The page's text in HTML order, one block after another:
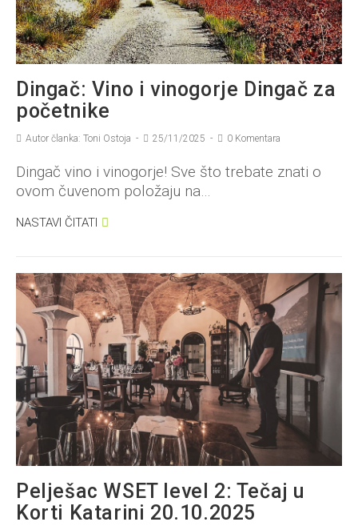
Dingač: Vino i vinogorje Dingač za
početnike
Autor članka: Toni Ostoja 25/11/2025 0 Komentara
Dingač vino i vinogorje! Sve što trebate znati o
ovom čuvenom položaju na…
NASTAVI ČITATI
Pelješac WSET level 2: Tečaj u
Korti Katarini 20.10.2025